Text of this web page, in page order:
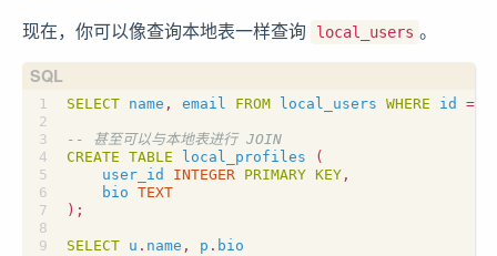
现在，你可以像查询本地表一样查询
local_users 。
SELECT name , email FROM local_users WHERE id =
CREATE TABLE local_profiles
(
user_id
INTEGER PRIMARY KEY ,
bio TEXT
);
SELECT u . name , p . bio